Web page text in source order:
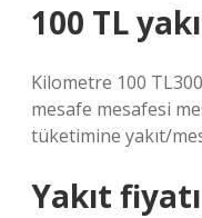
100 TL
Kilometre 100
mesafe mesafesi
tüketimine yakıt/
Yakıt